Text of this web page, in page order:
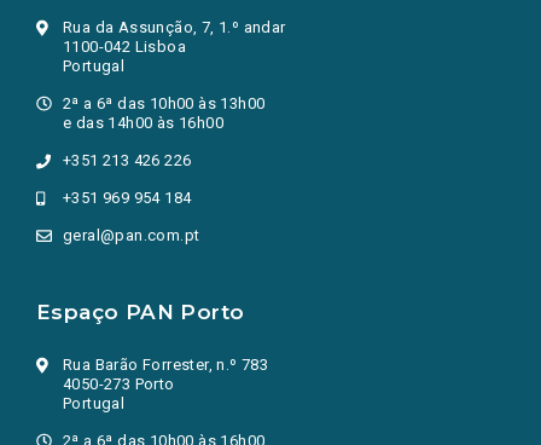
Rua da Assunção, 7, 1.º andar
1100-042 Lisboa
Portugal
2ª a 6ª das 10h00 às 13h00
e das 14h00 às 16h00
+351 213 426 226
+351 969 954 184
geral@pan.com.pt
Espaço PAN Porto
Rua Barão Forrester, n.º 783
4050-273 Porto
Portugal
2ª a 6ª das 10h00 às 16h00